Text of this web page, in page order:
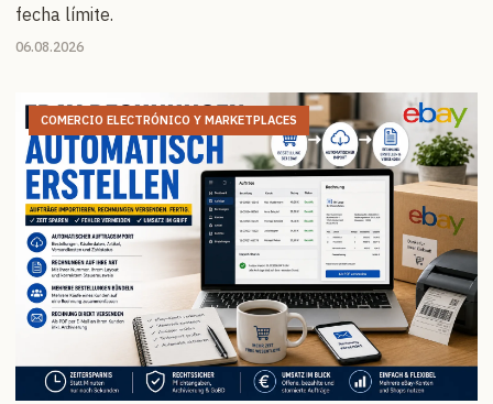
fecha límite.
06.08.2026
COMERCIO ELECTRÓNICO Y MARKETPLACES